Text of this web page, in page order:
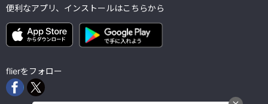
便利なアプリ、インストールはこちらから
flierをフォロー